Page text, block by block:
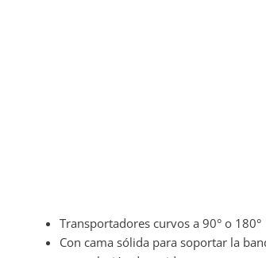
Transportadores curvos a 90° o 180°
Con cama sólida para soportar la